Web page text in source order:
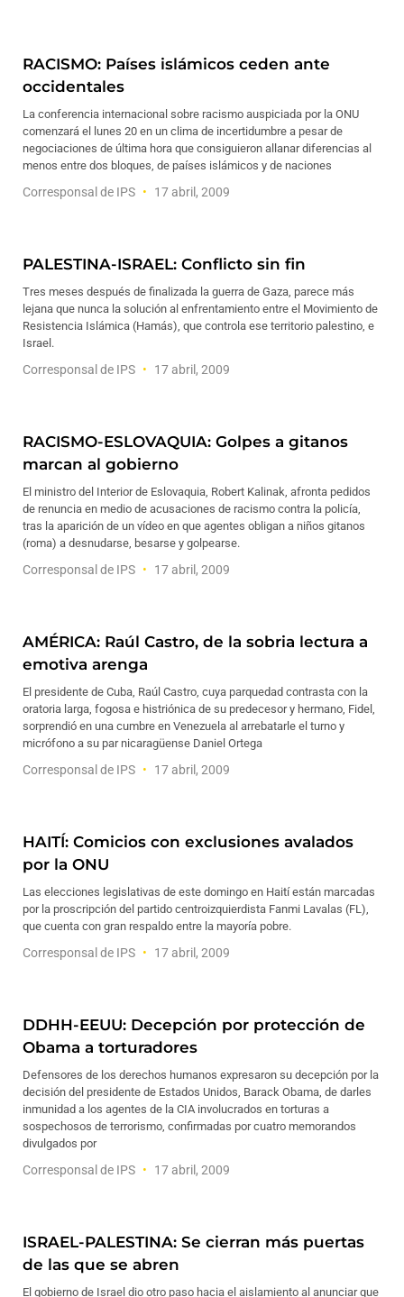
RACISMO: Países islámicos ceden ante
occidentales
La conferencia internacional sobre racismo auspiciada por la ONU
comenzará el lunes 20 en un clima de incertidumbre a pesar de
negociaciones de última hora que consiguieron allanar diferencias al
menos entre dos bloques, de países islámicos y de naciones
Corresponsal de IPS 17 abril, 2009
PALESTINA-ISRAEL: Conflicto sin fin
Tres meses después de finalizada la guerra de Gaza, parece más
lejana que nunca la solución al enfrentamiento entre el Movimiento de
Resistencia Islámica (Hamás), que controla ese territorio palestino, e
Israel.
Corresponsal de IPS 17 abril, 2009
RACISMO-ESLOVAQUIA: Golpes a gitanos
marcan al gobierno
El ministro del Interior de Eslovaquia, Robert Kalinak, afronta pedidos
de renuncia en medio de acusaciones de racismo contra la policía,
tras la aparición de un vídeo en que agentes obligan a niños gitanos
(roma) a desnudarse, besarse y golpearse.
Corresponsal de IPS 17 abril, 2009
AMÉRICA: Raúl Castro, de la sobria lectura a
emotiva arenga
El presidente de Cuba, Raúl Castro, cuya parquedad contrasta con la
oratoria larga, fogosa e histriónica de su predecesor y hermano, Fidel,
sorprendió en una cumbre en Venezuela al arrebatarle el turno y
micrófono a su par nicaragüense Daniel Ortega
Corresponsal de IPS 17 abril, 2009
HAITÍ: Comicios con exclusiones avalados
por la ONU
Las elecciones legislativas de este domingo en Haití están marcadas
por la proscripción del partido centroizquierdista Fanmi Lavalas (FL),
que cuenta con gran respaldo entre la mayoría pobre.
Corresponsal de IPS 17 abril, 2009
DDHH-EEUU: Decepción por protección de
Obama a torturadores
Defensores de los derechos humanos expresaron su decepción por la
decisión del presidente de Estados Unidos, Barack Obama, de darles
inmunidad a los agentes de la CIA involucrados en torturas a
sospechosos de terrorismo, confirmadas por cuatro memorandos
divulgados por
Corresponsal de IPS 17 abril, 2009
ISRAEL-PALESTINA: Se cierran más puertas
de las que se abren
El gobierno de Israel dio otro paso hacia el aislamiento al anunciar que